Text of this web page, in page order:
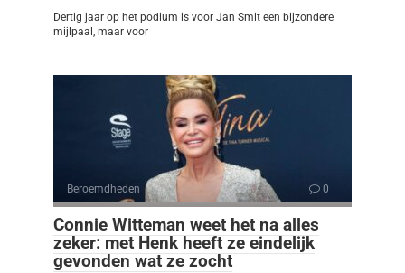
Dertig jaar op het podium is voor Jan Smit een bijzondere
mijlpaal, maar voor
Beroemdheden 0
Connie Witteman weet het na alles
zeker: met Henk heeft ze eindelijk
gevonden wat ze zocht